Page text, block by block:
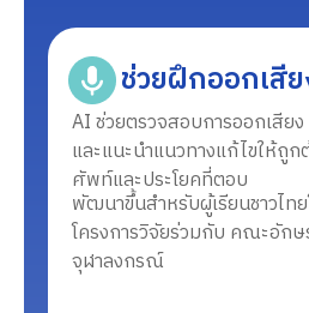
ช่วยฝึกออกเสี
AI ช่วยตรวจสอบการออกเสีย
และแนะนำแนวทางแก้ไขให้ถูก
ศัพท์และประโยคที่ตอบ
พัฒนาขึ้นสำหรับผู้เรียนชาวไท
โครงการวิจัยร่วมกับ คณะอัก
จุฬาลงกรณ์